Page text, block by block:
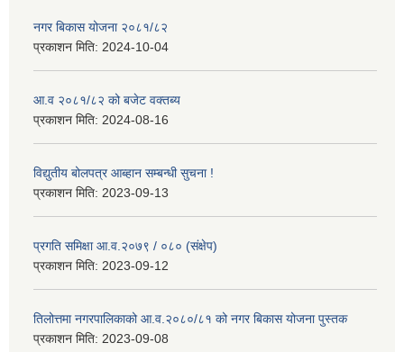
नगर बिकास योजना २०८१/८२
प्रकाशन मिति: 2024-10-04
आ.व २०८१/८२ को बजेट वक्तब्य
प्रकाशन मिति: 2024-08-16
विद्युतीय बोलपत्र आब्हान सम्बन्धी सुचना !
प्रकाशन मिति: 2023-09-13
प्रगति समिक्षा आ.व.२०७९ / ०८० (संक्षेप)
प्रकाशन मिति: 2023-09-12
तिलोत्तमा नगरपालिकाको आ.व.२०८०/८१ को नगर बिकास योजना पुस्तक
प्रकाशन मिति: 2023-09-08